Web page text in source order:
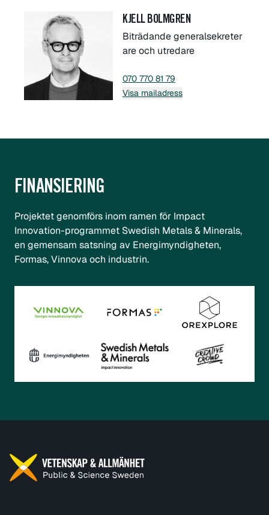
KJELL BOLMGREN
Biträdande generalsekreter
are och utredare
070 770 81 79
Visa mailadress
FINANSIERING
Projektet genomförs inom ramen för Impact
Innovation-programmet Swedish Metals & Minerals,
en gemensam satsning av Energimyndigheten,
Formas, Vinnova och industrin.